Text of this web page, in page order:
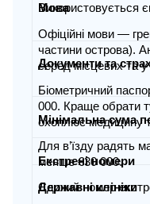
Використовується
Мова
Офіційні мови —
частини острова).
серед місцевих та
Документи та
Біометричний
000. Краще обрати
охоплює медицину
Мінімальна сума
Для в’їзду радять
менше €30 000.
Екстрені номери
Єдиний номер
Державні клініки